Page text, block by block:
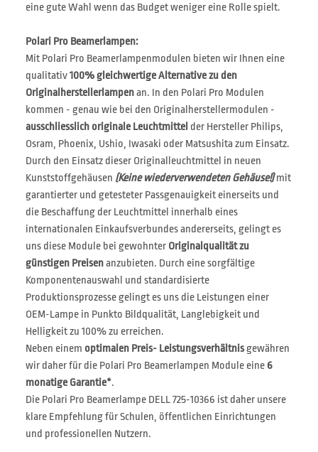
eine gute Wahl wenn das Budget weniger eine Rolle spielt.
Polari Pro Beamerlampen:
Mit Polari Pro Beamerlampenmodulen bieten wir Ihnen eine
qualitativ100% gleichwertige Alternative zu den
Originalherstellerlampenan. In den Polari Pro Modulen
kommen - genau wie bei den Originalherstellermodulen -
ausschliesslich originale Leuchtmittel der Hersteller Philips,
Osram, Phoenix, Ushio, Iwasaki oder Matsushita zum Einsatz.
Durch den Einsatz dieser Originalleuchtmittel in neuen
Kunststoffgehäusen (Keine wiederverwendeten Gehäuse!)mit
garantierter und getesteter Passgenauigkeit einerseits und
die Beschaffung der Leuchtmittel innerhalb eines
internationalen Einkaufsverbundes andererseits, gelingt es
uns diese Module bei gewohnter Originalqualität zu
günstigen Preisenanzubieten. Durch eine sorgfältige
Komponentenauswahl und standardisierte
Produktionsprozesse gelingt es uns die Leistungen einer
OEM-Lampe in Punkto Bildqualität, Langlebigkeit und
Helligkeit zu 100% zu erreichen.
Neben einem optimalen Preis- Leistungsverhältnisgewähren
wir daher für die Polari Pro Beamerlampen Module eine 6
monatige Garantie*.
Die Polari Pro Beamerlampe DELL 725-10366 ist daher unsere
klare Empfehlung für Schulen, öffentlichen Einrichtungen
und professionellen Nutzern.